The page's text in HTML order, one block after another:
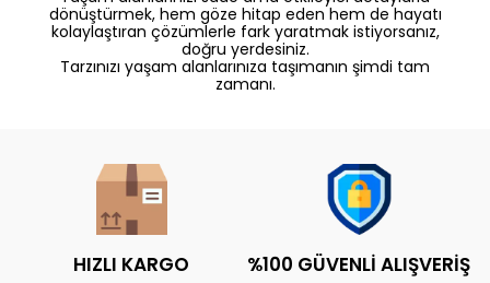
dönüştürmek, hem göze hitap eden hem de hayatı
kolaylaştıran çözümlerle fark yaratmak istiyorsanız,
doğru yerdesiniz.
Tarzınızı yaşam alanlarınıza taşımanın şimdi tam
zamanı.
HIZLI KARGO %100 GÜVENLİ ALIŞVERİŞ